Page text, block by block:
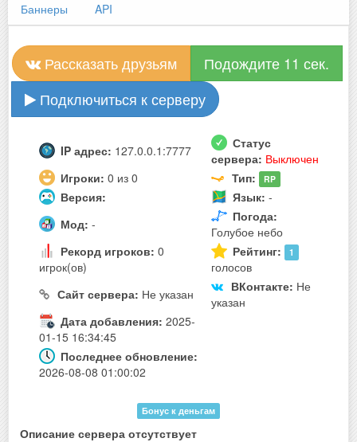
Баннеры API
Рассказать друзьям
Подождите 10 сек.
Подключиться к серверу
IP адрес: 127.0.0.1:7777
Статус
сервера: Выключен
Игроки: 0 из 0 Тип: RP
Версия: Язык: -
Мод: -
Погода:
Голубое небо
Рекорд игроков: 0
игрок(ов)
Рейтинг: 1
голосов
Сайт сервера: Не указан ВКонтакте: Не
указан
Дата добавления: 2025-
01-15 16:34:45
Последнее обновление:
2026-08-08 01:00:02
Бонус к деньгам
Описание сервера отсутствует